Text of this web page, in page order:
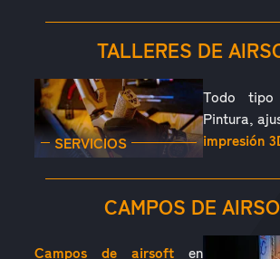
TALLERES DE
SERVICIOS
Todo tipo
Pintura,
impresión
CAMPOS DE
Campos de airsoften